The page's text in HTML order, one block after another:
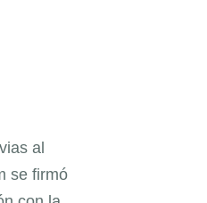
al
se firmó